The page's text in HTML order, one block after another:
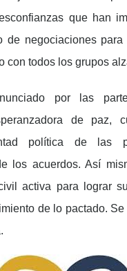
que han
de negociaciones
con todos los grupos
por las
de paz,
política de las
los acuerdos. Así
activa para lograr
de lo pactado.